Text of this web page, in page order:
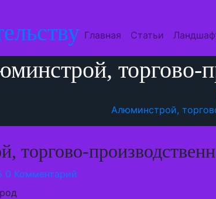
Главная Статьи
торгово-
Алюминстрой,
торгово-
0 Комментарий